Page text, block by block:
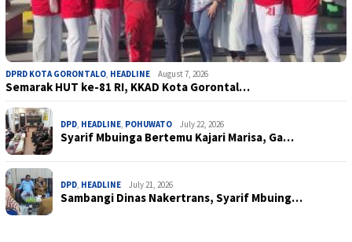
DPRD KOTA GORONTALO, HEADLINE August 7, 2026
Semarak HUT ke-81 RI, KKAD Kota Gorontal…
DPD, HEADLINE, POHUWATO July 22, 2026
Syarif Mbuinga Bertemu Kajari Marisa, Ga…
DPD, HEADLINE July 21, 2026
Sambangi Dinas Nakertrans, Syarif Mbuing…